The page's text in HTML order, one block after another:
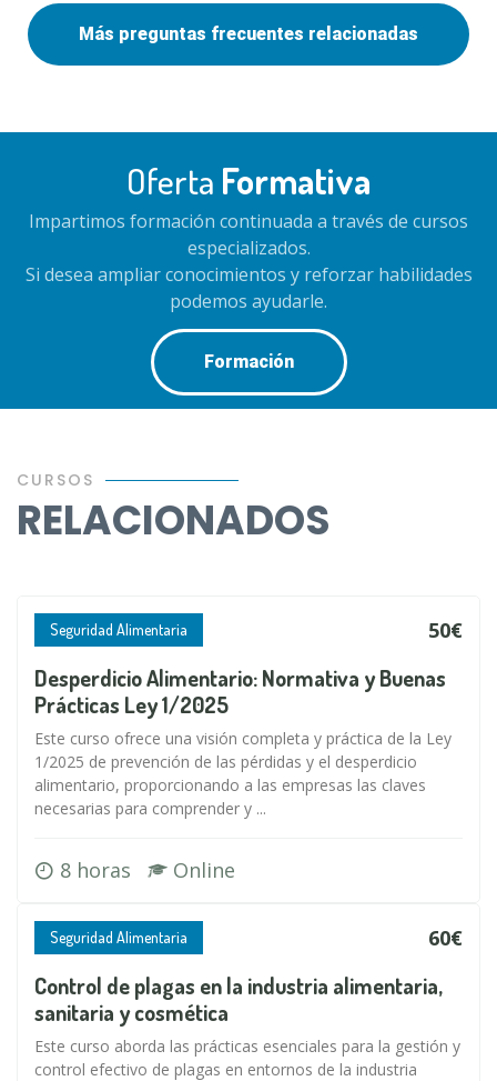
Más preguntas frecuentes relacionadas
Oferta Formativa
Impartimos formación continuada a través de cursos
especializados.
Si desea ampliar conocimientos y reforzar habilidades
podemos ayudarle.
Formación
CURSOS
RELACIONADOS
Seguridad Alimentaria 50€
Desperdicio Alimentario: Normativa y Buenas
Prácticas Ley 1/2025
Este curso ofrece una visión completa y práctica de la Ley
1/2025 de prevención de las pérdidas y el desperdicio
alimentario, proporcionando a las empresas las claves
necesarias para comprender y ...
8 horas Online
Seguridad Alimentaria 60€
Control de plagas en la industria alimentaria,
sanitaria y cosmética
Este curso aborda las prácticas esenciales para la gestión y
control efectivo de plagas en entornos de la industria